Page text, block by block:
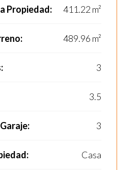
Propiedad: 411.22 m²
489.96 m²
3
3.5
3
Casa